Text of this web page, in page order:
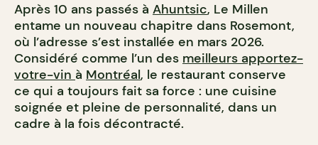
Après 10 ans passés à Ahuntsic, Le Millen
entame un nouveau chapitre dans Rosemont,
où l’adresse s’est installée en mars 2026.
Considéré comme l’un des meilleurs apportez-
votre-vin à Montréal, le restaurant conserve
ce qui a toujours fait sa force : une cuisine
soignée et pleine de personnalité, dans un
cadre à la fois décontracté.